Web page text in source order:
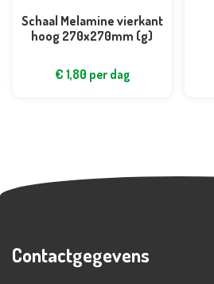
Schaal Melamine vierkant
hoog 270x270mm (g)
€ 1,80 per dag
Contactgegevens